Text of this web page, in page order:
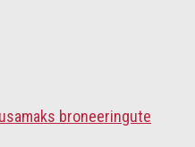
broneeringute